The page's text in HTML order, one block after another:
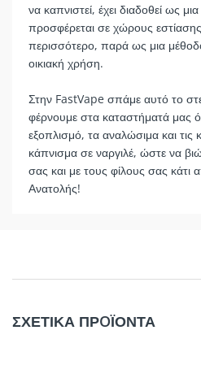
να καπνιστεί, έχει διαδοθεί ως
προσφέρεται σε χώρους
περισσότερο, παρά ως μια
οικιακή χρήση.
Στην FastVape σπάμε αυτό το
φέρνουμε στα καταστήματά μας
εξοπλισμό, τα αναλώσιμα και τις
κάπνισμα σε ναργιλέ, ώστε να
σας και με τους φίλους σας κάτι
Ανατολής!
ΣΧΕΤΙΚΑ ΠΡOΪΟΝΤΑ